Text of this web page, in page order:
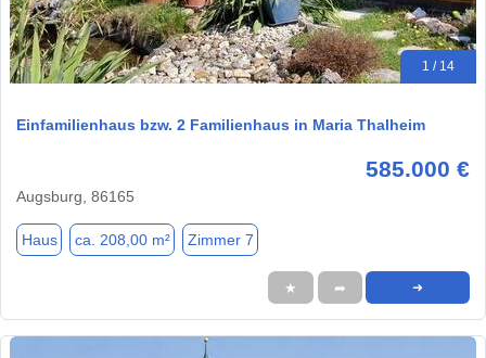
1 / 14
Einfamilienhaus bzw. 2 Familienhaus in Maria Thalheim
585.000 €
Augsburg, 86165
Haus ca. 208,00 m² Zimmer 7
★ ➦ ➜